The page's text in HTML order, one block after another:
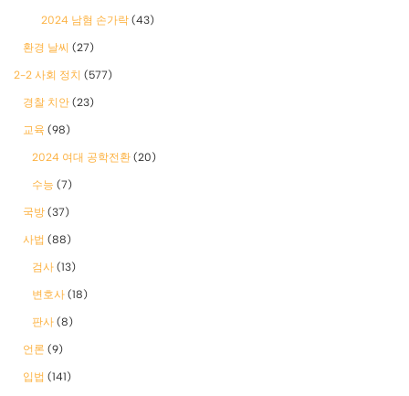
2024 남혐 손가락 (43)
환경 날씨 (27)
2-2 사회 정치 (577)
경찰 치안 (23)
교육 (98)
2024 여대 공학전환 (20)
수능 (7)
국방 (37)
사법 (88)
검사 (13)
변호사 (18)
판사 (8)
언론 (9)
입법 (141)